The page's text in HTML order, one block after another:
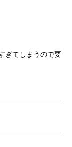
ぎてしまうので要